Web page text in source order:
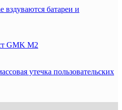
вздуваются батареи и
GMK M2
утечка пользовательских